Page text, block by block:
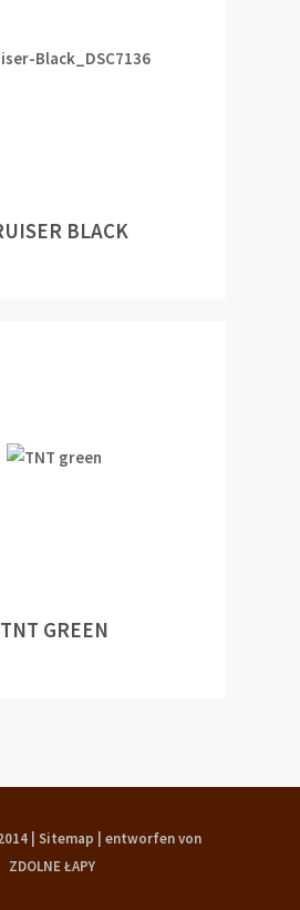
BLACK
TNT GREEN
| Sitemap
entworfen von
ZDOLNE ŁAPY